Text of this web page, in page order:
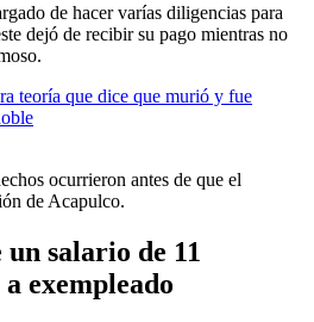
de hacer varías diligencias para
dejó de recibir su pago mientras no
ocurrieron antes de que el
de Acapulco.
salario de 11
exempleado